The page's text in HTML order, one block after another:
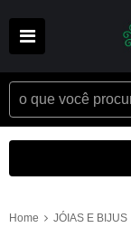
Home JÓIAS E BIJUS